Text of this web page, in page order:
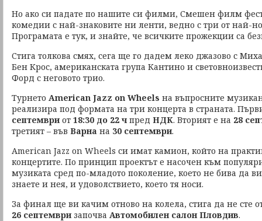
Но ако си падате по нашите си филми, Смешен филм
комедии с най-знаковите ни ленти, ведно с три от най-
Програмата е тук, и знайте, че всичките прожекции са
Стига толкова смях, сега ще го дадем леко джазово с
Бен Крос, американската група Кантино и
Форд с неговото трио.
Турнето American Jazz on Wheels на въпросните
реализира под формата на три концерта в страната.
септемвриот 18:30 до 22 ч пред НДК. Вторият е на 28
третият – във Варна на 30 септември.
American Jazz on Wheels си имат камион, който на
концертите. По принцип проектът е насочен към
музиката сред по-младото поколение, което не бива да
знаете и нея, и удоволствието, което тя носи.
За финал ще ви качим отново на колела, стига да не сте
26 септемвризапочва Автомобилен салон Пловдив.